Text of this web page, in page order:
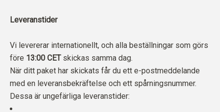
Leveranstider
Vi levererar internationellt, och alla beställningar som görs
före 13:00 CETskickas samma dag.
När ditt paket har skickats får du ett e-postmeddelande
med en leveransbekräftelse och ett spårningsnummer.
Dessa är ungefärliga leveranstider: